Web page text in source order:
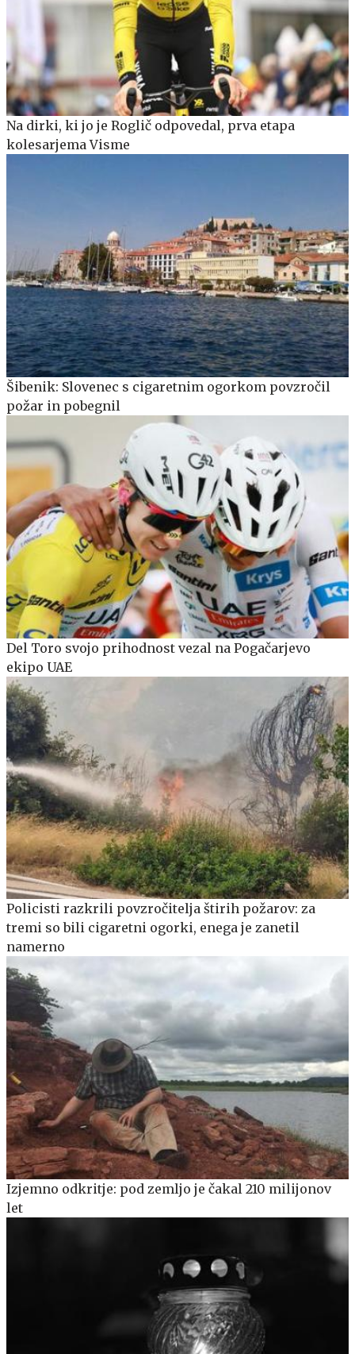
Na dirki, ki jo je Roglič odpovedal, prva etapa
kolesarjema Visme
Šibenik: Slovenec s cigaretnim ogorkom povzročil
požar in pobegnil
Del Toro svojo prihodnost vezal na Pogačarjevo
ekipo UAE
Policisti razkrili povzročitelja štirih požarov: za
tremi so bili cigaretni ogorki, enega je zanetil
namerno
Izjemno odkritje: pod zemljo je čakal 210 milijonov
let